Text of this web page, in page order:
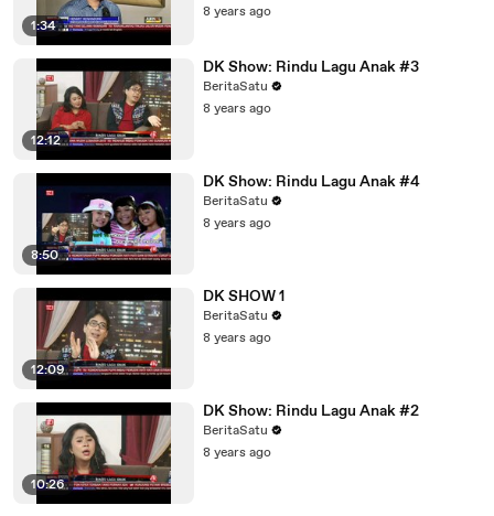
1:34
8 years ago
12:12
DK Show: Rindu Lagu Anak #3
BeritaSatu
8 years ago
8:50
DK Show: Rindu Lagu Anak #4
BeritaSatu
8 years ago
12:09
DK SHOW 1
BeritaSatu
8 years ago
10:26
DK Show: Rindu Lagu Anak #2
BeritaSatu
8 years ago